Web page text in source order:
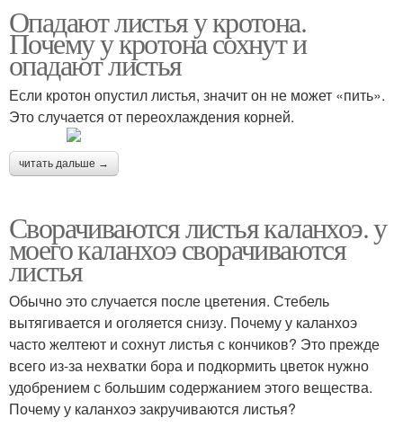
Опадают листья у кротона.
Почему у кротона сохнут и
опадают листья
Если кротон опустил листья, значит он не может «пить».
Это случается от переохлаждения корней.
читать дальше →
Сворачиваются листья каланхоэ. у
моего каланхоэ сворачиваются
листья
Обычно это случается после цветения. Стебель
вытягивается и оголяется снизу. Почему у каланхоэ
часто желтеют и сохнут листья с кончиков? Это прежде
всего из-за нехватки бора и подкормить цветок нужно
удобрением с большим содержанием этого вещества.
Почему у каланхоэ закручиваются листья?